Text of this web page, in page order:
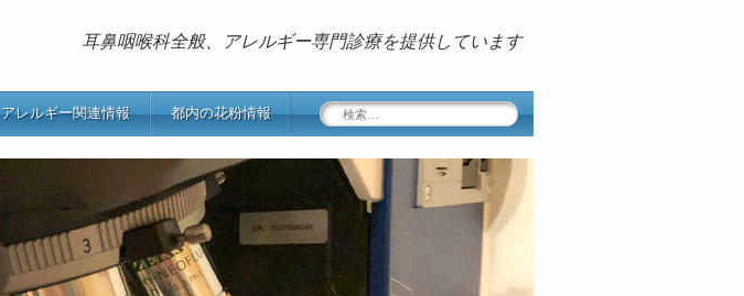
耳鼻咽喉科全般、アレルギー専門診療を提供しています
アレルギー関連情報 都内の花粉情報
検
索: